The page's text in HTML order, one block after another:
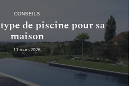
CONSEILS
de piscine pour sa
maison
11 mars 2026